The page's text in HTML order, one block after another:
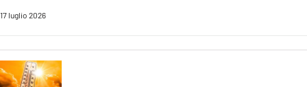
ECONOMIA E LAVORO
EVENTI
SPORT
17 luglio 2026